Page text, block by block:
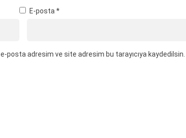
E-posta *
e-posta adresim ve site adresim bu tarayıcıya kaydedilsin.